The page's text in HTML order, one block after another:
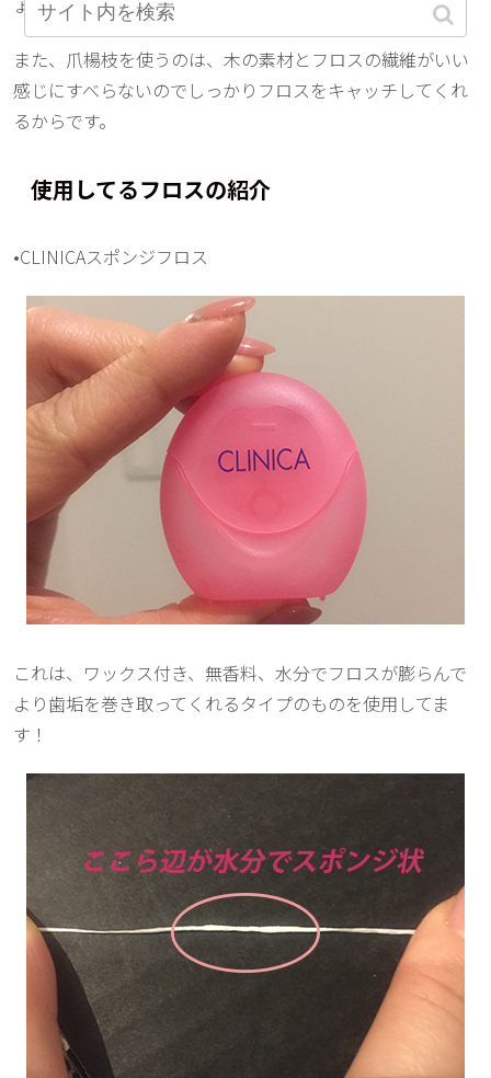
また、爪楊枝を使うのは、木の素材とフロスの繊維がいい
感じにすべらないのでしっかりフロスをキャッチしてくれ
るからです。
使用してるフロスの紹介
•CLINICAスポンジフロス
これは、ワックス付き、無香料、水分でフロスが膨らんで
より歯垢を巻き取ってくれるタイプのものを使用してま
す！